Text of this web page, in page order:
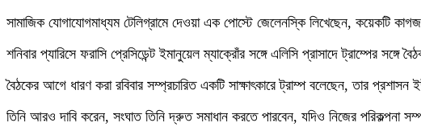
সামাজিক যোগাযোগমাধ্যম টেলিগ্রামে দেওয়া এক পোস্টে জেলেনস্কি লিখেছেন, কয়েকটি
শনিবার প্যারিসে ফরাসি প্রেসিডেন্ট ইমানুয়েল ম্যাক্রোঁর সঙ্গে এলিসি প্রাসাদে ট্রাম্পের
বৈঠকের আগে ধারণ করা রবিবার সম্প্রচারিত একটি সাক্ষাৎকারে ট্রাম্প বলেছেন, তার
তিনি আরও দাবি করেন, সংঘাত তিনি দ্রুত সমাধান করতে পারবেন, যদিও নিজের পরিকল্পনা